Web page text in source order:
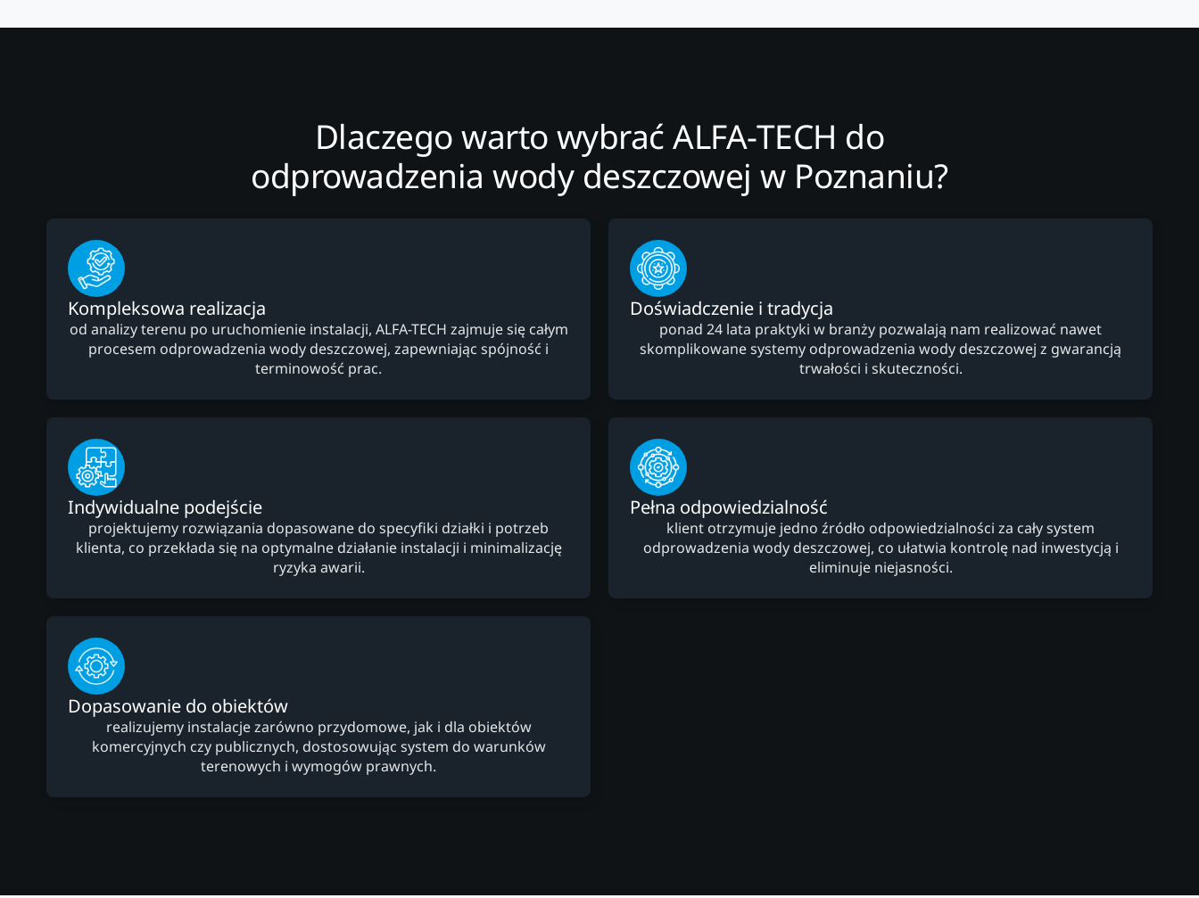
Dlaczego warto wybrać ALFA-TECH do
odprowadzenia wody deszczowej w Poznaniu?
Kompleksowa realizacja
od analizy terenu po uruchomienie instalacji, ALFA-TECH zajmuje się całym
procesem odprowadzenia wody deszczowej, zapewniając spójność i
terminowość prac.
Doświadczenie i tradycja
ponad 24 lata praktyki w branży pozwalają nam realizować nawet
skomplikowane systemy odprowadzenia wody deszczowej z gwarancją
trwałości i skuteczności.
Indywidualne podejście
projektujemy rozwiązania dopasowane do specyfiki działki i potrzeb
klienta, co przekłada się na optymalne działanie instalacji i minimalizację
ryzyka awarii.
Pełna odpowiedzialność
klient otrzymuje jedno źródło odpowiedzialności za cały system
odprowadzenia wody deszczowej, co ułatwia kontrolę nad inwestycją i
eliminuje niejasności.
Dopasowanie do obiektów
realizujemy instalacje zarówno przydomowe, jak i dla obiektów
komercyjnych czy publicznych, dostosowując system do warunków
terenowych i wymogów prawnych.